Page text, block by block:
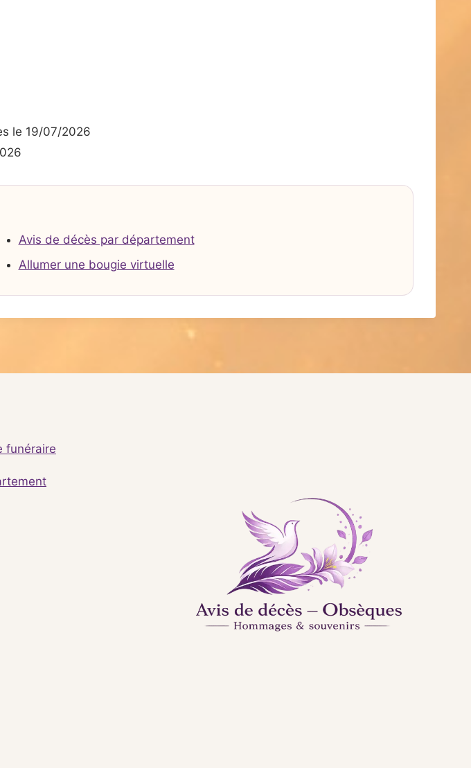
le 19/07/2026
Avis de décès par département
Allumer une bougie virtuelle
funéraire